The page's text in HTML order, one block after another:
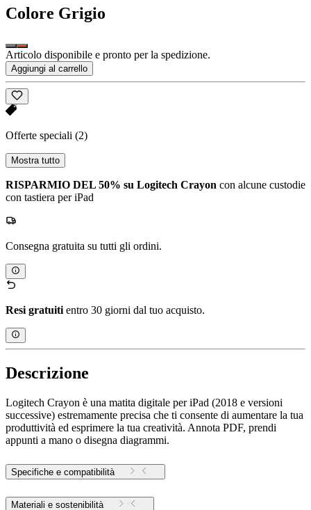
Colore Grigio
Articolo disponibile e pronto per la spedizione.
Aggiungi al carrello
Offerte speciali (2)
Mostra tutto
RISPARMIO DEL 50% su Logitech Crayon con alcune custodie
con tastiera per iPad
Consegna gratuita su tutti gli ordini.
Resi gratuiti entro 30 giorni dal tuo acquisto.
Descrizione
Logitech Crayon è una matita digitale per iPad (2018 e versioni
successive) estremamente precisa che ti consente di aumentare la tua
produttività ed esprimere la tua creatività. Annota PDF, prendi
appunti a mano o disegna diagrammi.
Specifiche e compatibilità
Materiali e sostenibilità